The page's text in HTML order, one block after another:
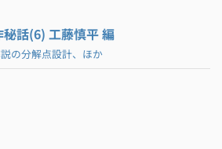
秘話(6) 工藤慎平 編
の分解点設計、ほか